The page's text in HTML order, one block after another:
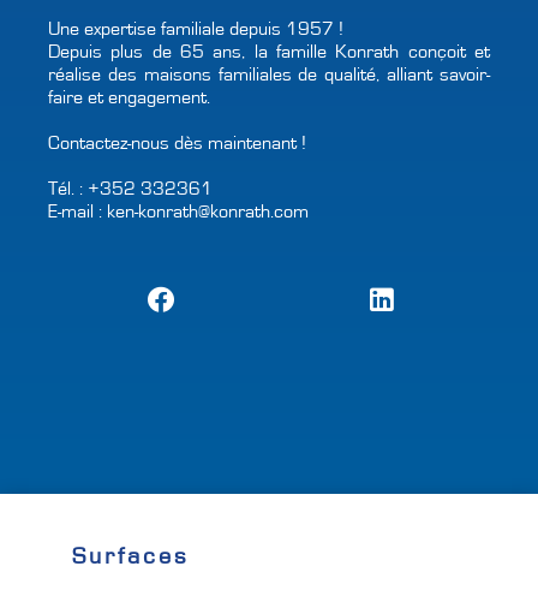
Une expertise familiale depuis 1957 !
Depuis plus de 65 ans, la famille Konrath conçoit et
réalise des maisons familiales de qualité, alliant savoir-
faire et engagement.
Contactez-nous dès maintenant !
Tél. : +352 332361
E-mail : ken-konrath@konrath.com
Surfaces